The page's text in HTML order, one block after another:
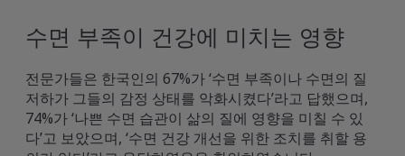
수면 부족이 건강에 미치는 영향
전문가들은 한국인의 67%가 ‘수면 부족이나 수면의 질
저하가 그들의 감정 상태를 악화시켰다’라고 답했으며,
74%가 ‘나쁜 수면 습관이 삶의 질에 영향을 미칠 수 있
다’고 보았으며, ‘수면 건강 개선을 위한 조치를 취할 용